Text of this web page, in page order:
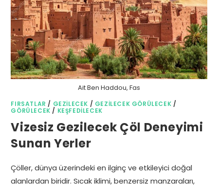
Ait Ben Haddou, Fas
FIRSATLAR / GEZILECEK / GEZILECEK GÖRÜLECEK /
GÖRÜLECEK / KEŞFEDILECEK
Vizesiz Gezilecek Çöl Deneyimi
Sunan Yerler
Çöller, dünya üzerindeki en ilginç ve etkileyici doğal
alanlardan biridir. Sıcak iklimi, benzersiz manzaraları,